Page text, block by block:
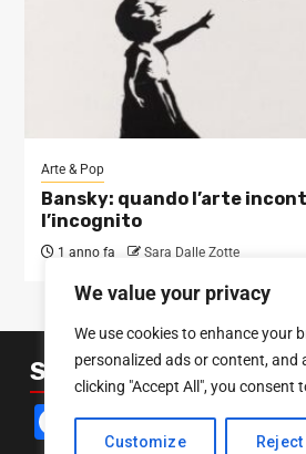
We value your privacy
We use cookies to enhance your
personalized ads or content, and
clicking "Accept All", you consent
Customize Reject
Arte & Pop
Bansky: quando l’arte
l’incognito
1 anno fa Sara Dalle Zotte
SEGUICI SUI SOCIAL
Facebook
Instagram
YouTube